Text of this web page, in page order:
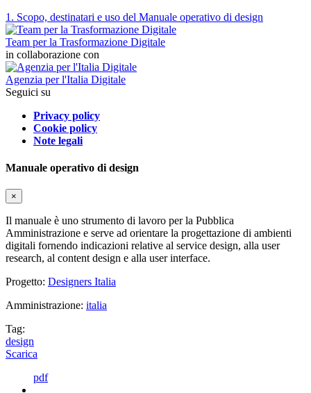
1. Scopo, destinatari e uso del Manuale operativo di design
Team per la Trasformazione Digitale
in collaborazione con
Agenzia per l'Italia Digitale
Seguici su
Privacy policy
Cookie policy
Note legali
Manuale operativo di design
×
Il manuale è uno strumento di lavoro per la Pubblica
Amministrazione e serve ad orientare la progettazione di ambienti
digitali fornendo indicazioni relative al service design, alla user
research, al content design e alla user interface.
Progetto: Designers Italia
Amministrazione: italia
Tag:
design
Scarica
pdf